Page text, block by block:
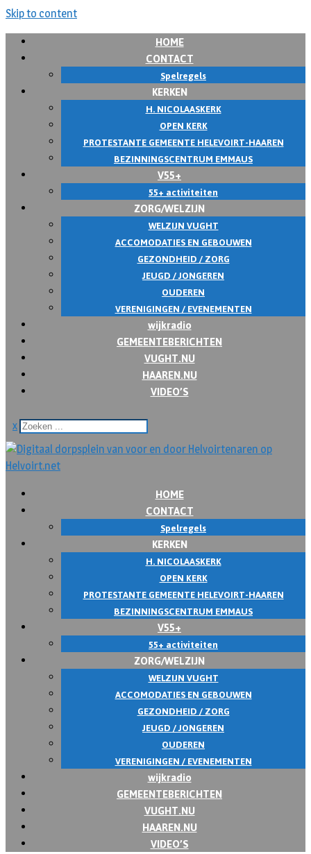
Skip to content
HOME
CONTACT
Spelregels
KERKEN
H. NICOLAASKERK
OPEN KERK
PROTESTANTE GEMEENTE HELEVOIRT-HAAREN
BEZINNINGSCENTRUM EMMAUS
V55+
55+ activiteiten
ZORG/WELZIJN
WELZIJN VUGHT
ACCOMODATIES EN GEBOUWEN
GEZONDHEID / ZORG
JEUGD / JONGEREN
OUDEREN
VERENIGINGEN / EVENEMENTEN
wijkradio
GEMEENTEBERICHTEN
VUGHT.NU
HAAREN.NU
VIDEO’S
x
HOME
CONTACT
Spelregels
KERKEN
H. NICOLAASKERK
OPEN KERK
PROTESTANTE GEMEENTE HELEVOIRT-HAAREN
BEZINNINGSCENTRUM EMMAUS
V55+
55+ activiteiten
ZORG/WELZIJN
WELZIJN VUGHT
ACCOMODATIES EN GEBOUWEN
GEZONDHEID / ZORG
JEUGD / JONGEREN
OUDEREN
VERENIGINGEN / EVENEMENTEN
wijkradio
GEMEENTEBERICHTEN
VUGHT.NU
HAAREN.NU
VIDEO’S